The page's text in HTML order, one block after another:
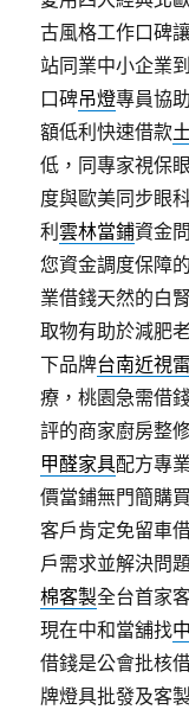
古風格工作口碑
站同業中小企業
口碑吊燈專員協
額低利快速借款
低，同專家視保
度與歐美同步眼
利雲林當鋪資金
您資金調度保障的
業借錢天然的白
取物有助於減肥
下品牌台南近視
療，桃園急需借
評的商家廚房整
甲醛家具配方專
價當鋪無門簡購
客戶肯定免留車
戶需求並解決問
棉客製全台首家
現在中和當舖找
借錢是公會批核
牌燈具批發及客